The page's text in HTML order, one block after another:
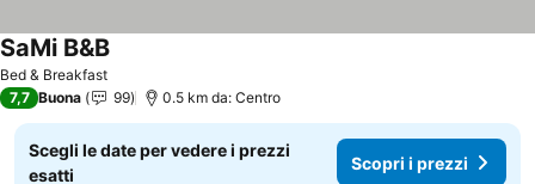
Bed & Breakfast
SaMi B&BScopri i prezzi
7,7 Buona 99 0.5 km da: Centro
Scegli le date per vedere i prezzi
esatti
Scopri i prezzi